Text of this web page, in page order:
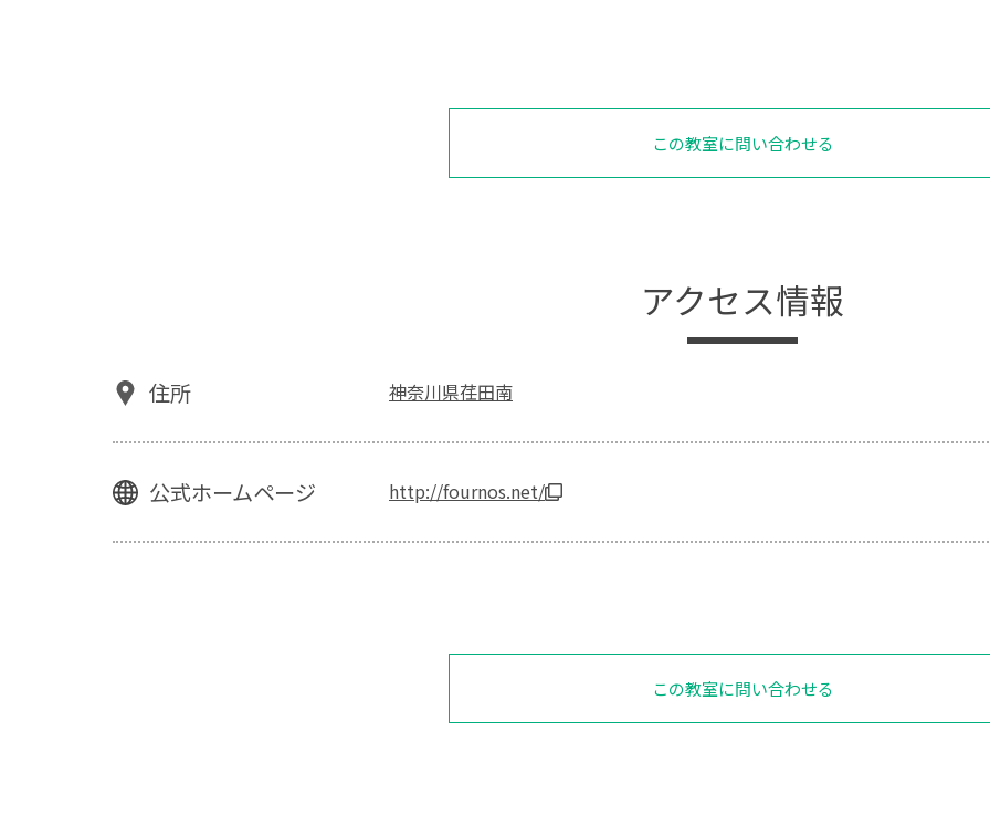
この教室に問い合わせる
アクセス情報
住所 神奈川県荏田南
公式ホームページ http://fournos.net/
この教室に問い合わせる